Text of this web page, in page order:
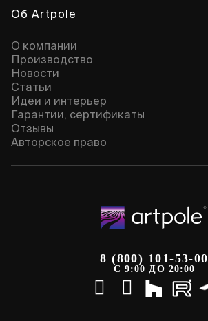
Об Artpole
О компании
Производство
Новости
Статьи
Идеи и интерьер
Гарантии, сертификаты
Отзывы
Авторское право
8 (800) 101-53-00
С 9:00 ДО 20:00